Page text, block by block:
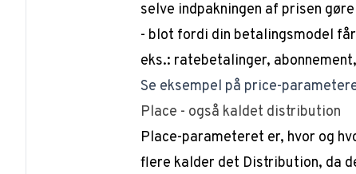
selve indpakningen af prisen
- blot fordi din betalingsmodel
eks.: ratebetalinger,
Se eksempel på price-
Place - også kaldet distribution
Place-parameteret er, hvor og
flere kalder det Distribution, da